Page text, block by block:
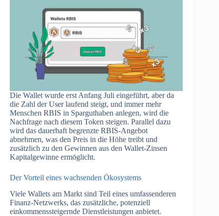
Die Wallet wurde erst Anfang Juli eingeführt, aber da
die Zahl der User laufend steigt, und immer mehr
Menschen RBIS in Sparguthaben anlegen, wird die
Nachfrage nach diesem Token steigen. Parallel dazu
wird das dauerhaft begrenzte RBIS-Angebot
abnehmen, was den Preis in die Höhe treibt und
zusätzlich zu den Gewinnen aus den Wallet-Zinsen
Kapitalgewinne ermöglicht.
Der Vorteil eines wachsenden Ökosystems
Viele Wallets am Markt sind Teil eines umfassenderen
Finanz-Netzwerks, das zusätzliche, potenziell
einkommenssteigernde Dienstleistungen anbietet.